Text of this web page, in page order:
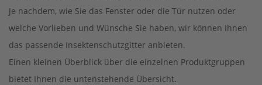
Je nachdem, wie Sie das Fenster oder die Tür nutzen oder
welche Vorlieben und Wünsche Sie haben, wir können Ihnen
das passende Insektenschutzgitter anbieten.
Einen kleinen Überblick über die einzelnen Produktgruppen
bietet Ihnen die untenstehende Übersicht.